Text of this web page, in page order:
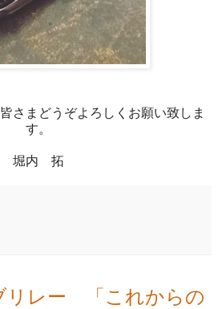
さまどうぞよろしくお願い致しま
す。
堀内 拓
リレー 「これからの